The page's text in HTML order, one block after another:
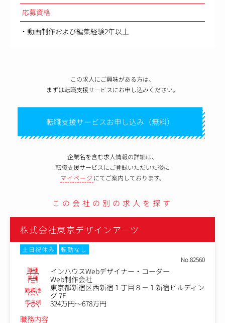
応募資格
・動画制作および編集経験2年以上
この求人にご興味がある方は、
まずは転職支援サービスにお申し込みください。
転職支援サービスお申し込み（無料）
企業名を含む求人情報の詳細は、
転職支援サービスにご登録いただいた後に
マイページ にてご案内しております。
この会社の別の求人を探す
株式会社東京デザインアーツ
土日祝休み
転勤なし
No.82560
職種 インハウスWebデザイナー・コーダー
業種 Web制作会社
勤務地
東京都新宿区西新宿１丁目８－１新宿ビルディン
グ 7F
年収例
324万円～678万円
職務内容